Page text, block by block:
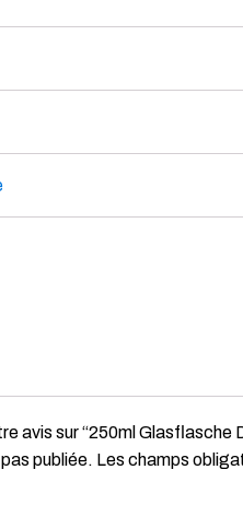
avis sur “250ml Glasflasche
publiée. Les champs